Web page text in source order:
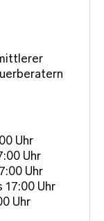
Uhr
Uhr
Uhr
17:00 Uhr
Uhr